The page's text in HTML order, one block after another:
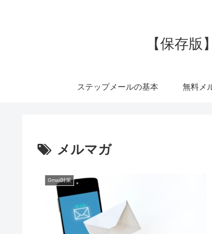
【保存
ステップメールの基本 無料メ
メルマガ
Gmail対策